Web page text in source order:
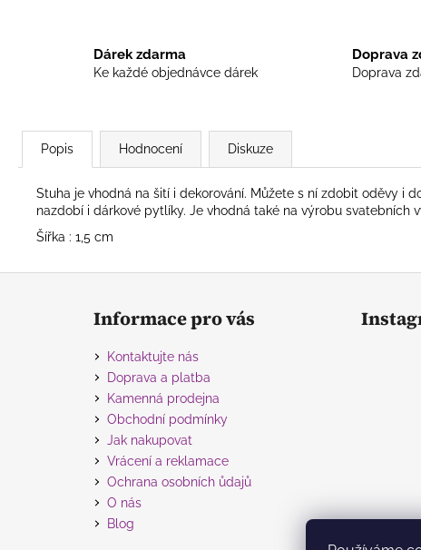
Dárek zdarma
Ke každé objednávce dárek
Doprava
Doprava
Popis Hodnocení Diskuze
Stuha je vhodná na šití i dekorování. Můžete s ní zdobit oděvy i
nazdobí i dárkové pytlíky. Je vhodná také na výrobu svatebních
Šířka : 1,5 cm
Z
Informace pro vás
Kontaktujte nás
Doprava a platba
Kamenná prodejna
Obchodní podmínky
Jak nakupovat
Vrácení a reklamace
Ochrana osobních ůdajů
O nás
Blog